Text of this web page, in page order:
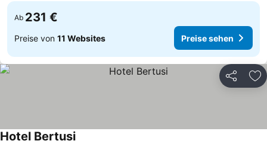
Ab 231 €
Preise von 11 Websites Preise sehen
Teilen
Hotel Bertusi